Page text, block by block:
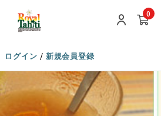
0
ログイン/ 新規会員登録